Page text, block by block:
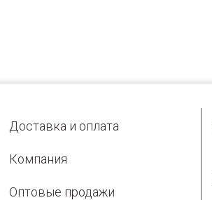
Доставка и оплата
Компания
Оптовые продажи